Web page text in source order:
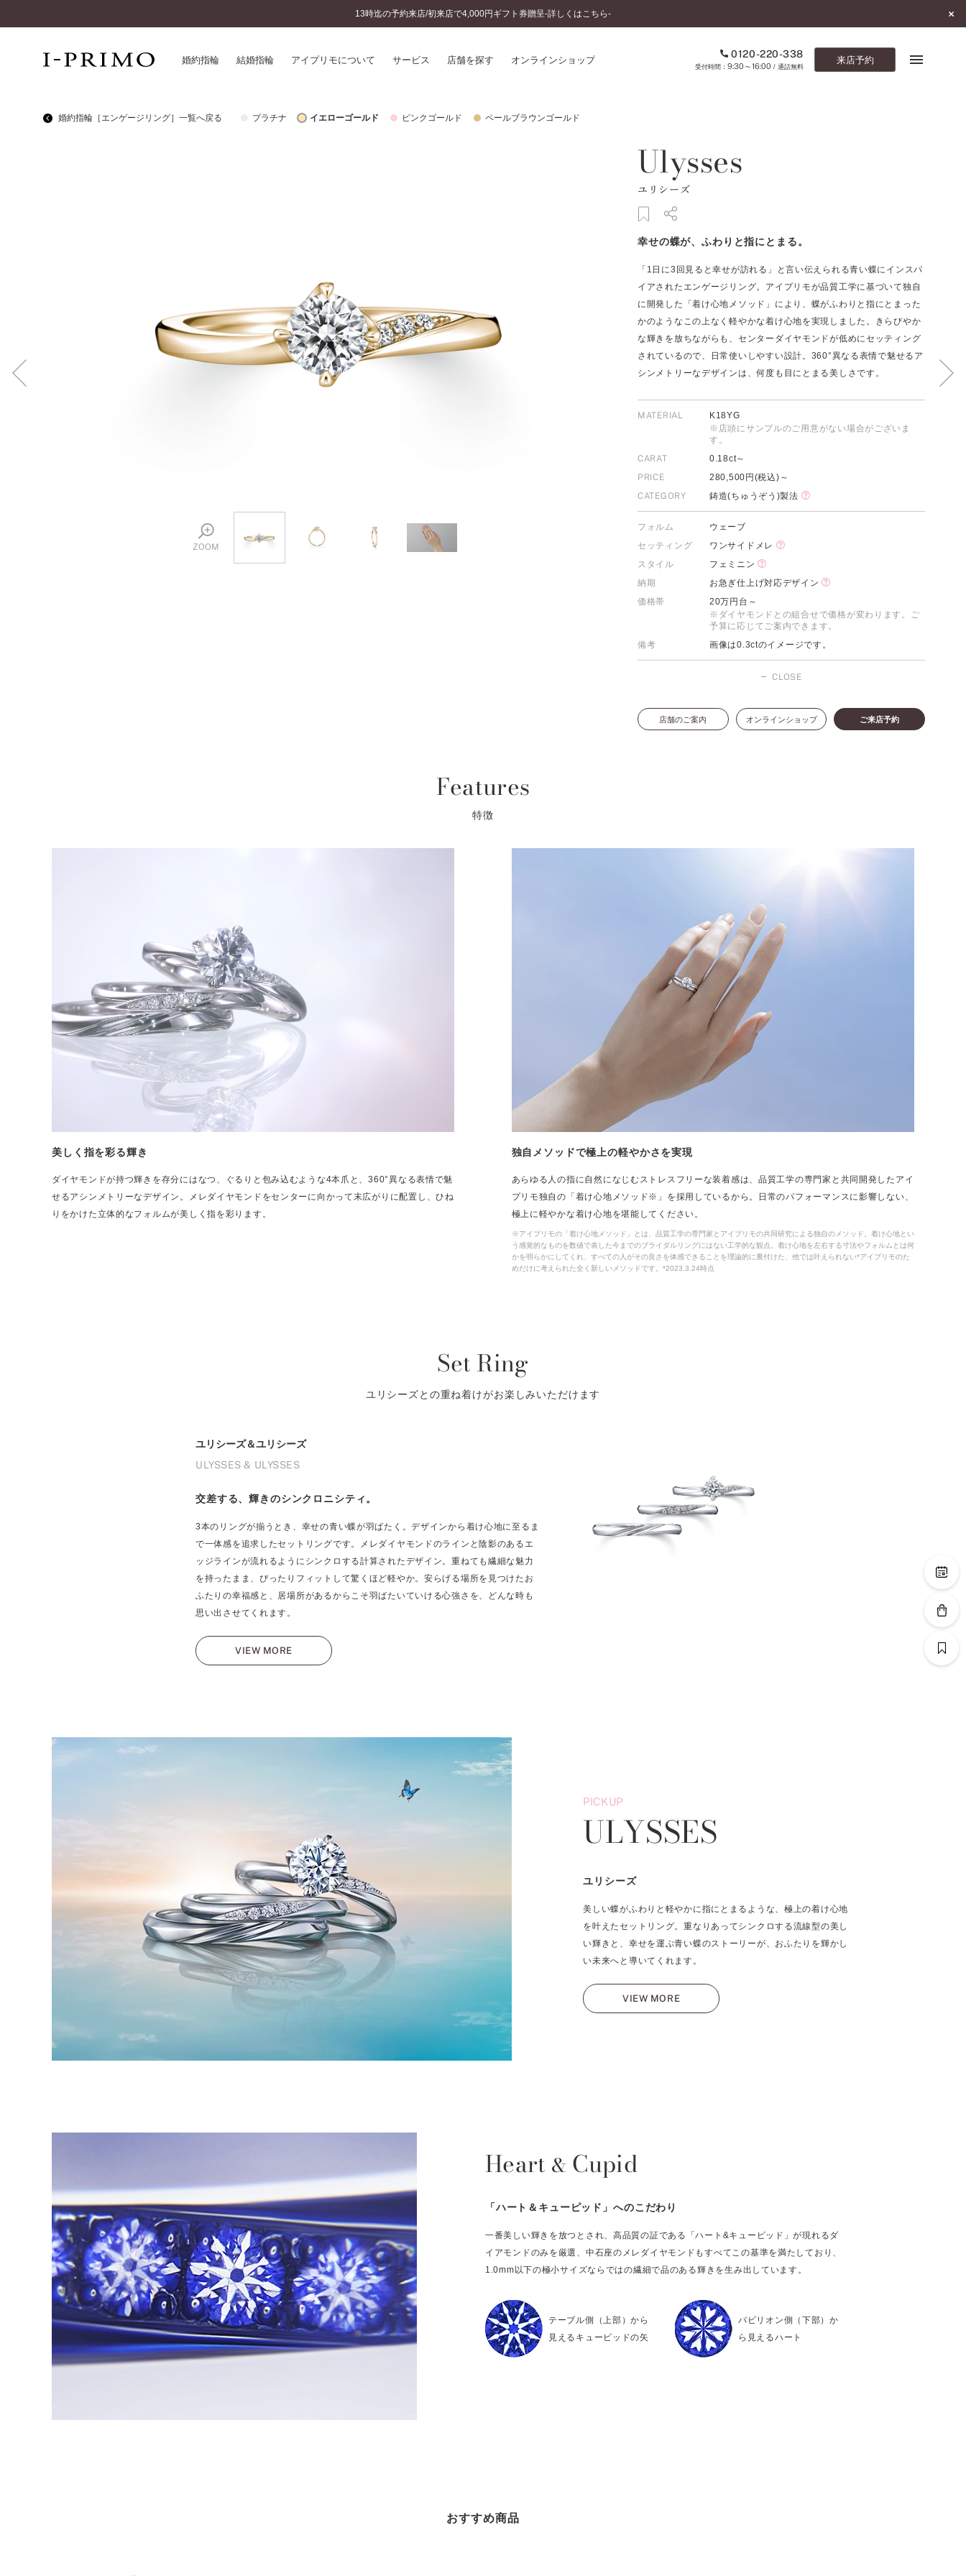
13時迄の予約来店/初来店で4,000円ギフト券贈呈-詳しくはこちら-
婚約指輪 結婚指輪 アイプリモについて サービス 店舗を探す オンラインショップ 0120-220-338
9:30～16:00/ 通話無料
来店予約
ダイヤモンドシェイプコレクション
ペールブラウンゴールド
アフターサービス
ご購入方法・仕上げ日数
プロミスダイヤモンド&バースストー
ン
ブライダルアイテム
よくあるご質問
0120-220-338
カタログ請求
お問い合わせ
婚約指輪［エンゲージリング］一覧へ戻る プラチナ イエローゴールド ピンクゴールド ペールブラウンゴールド
ZOOM
Ulysses
ユリシーズ
幸せの蝶が、ふわりと指にとまる。
「1日に3回見ると幸せが訪れる」と言い伝えられる青い蝶にインスパ
イアされたエンゲージリング。アイプリモが品質工学に基づいて独自
に開発した「着け心地メソッド」により、蝶がふわりと指にとまった
かのようなこの上なく軽やかな着け心地を実現しました。きらびやか
な輝きを放ちながらも、センターダイヤモンドが低めにセッティング
されているので、日常使いしやすい設計。360°異なる表情で魅せるア
シンメトリーなデザインは、何度も目にとまる美しさです。
MATERIAL
K18YG
※店頭にサンプルのご用意がない場合がございま
す。
CARAT
0.18ct～
PRICE
280,500円(税込)～
CATEGORY
鋳造(ちゅうぞう)製法
フォルム
ウェーブ
セッティング
ワンサイドメレ
スタイル
フェミニン
納期
お急ぎ仕上げ対応デザイン
価格帯
20万円台～
※ダイヤモンドとの組合せで価格が変わります。ご
予算に応じてご案内できます。
備考
画像は0.3ctのイメージです。
CLOSE
店舗のご案内 オンラインショップ ご来店予約
Features
特徴
美しく指を彩る輝き
ダイヤモンドが持つ輝きを存分にはなつ、ぐるりと包み込むような4本爪と、360°異なる表情で魅
せるアシンメトリーなデザイン。メレダイヤモンドをセンターに向かって末広がりに配置し、ひね
りをかけた立体的なフォルムが美しく指を彩ります。
独自メソッドで極上の軽やかさを実現
あらゆる人の指に自然になじむストレスフリーな装着感は、品質工学の専門家と共同開発したアイ
プリモ独自の「着け心地メソッド※」を採用しているから。日常のパフォーマンスに影響しない、
極上に軽やかな着け心地を堪能してください。
※アイプリモの「着け心地メソッド」とは、品質工学の専門家とアイプリモの共同研究による独自のメソッド。着け心地とい
う感覚的なものを数値で表した今までのブライダルリングにはない工学的な観点。着け心地を左右する寸法やフォルムとは何
かを明らかにしてくれ、すべての人がその良さを体感できることを理論的に裏付けた、他では叶えられない*アイプリモのた
めだけに考えられた全く新しいメソッドです。*2023.3.24時点
Set Ring
ユリシーズとの重ね着けがお楽しみいただけます
ユリシーズ＆ユリシーズ
ULYSSES & ULYSSES
交差する、輝きのシンクロニシティ。
3本のリングが揃うとき、幸せの青い蝶が羽ばたく。デザインから着け心地に至るま
で一体感を追求したセットリングです。メレダイヤモンドのラインと陰影のあるエ
ッジラインが流れるようにシンクロする計算されたデザイン。重ねても繊細な魅力
を持ったまま、ぴったりフィットして驚くほど軽やか。安らげる場所を見つけたお
ふたりの幸福感と、居場所があるからこそ羽ばたいていける心強さを、どんな時も
思い出させてくれます。
VIEW MORE
PICKUP
ULYSSES
ユリシーズ
美しい蝶がふわりと軽やかに指にとまるような、極上の着け心地
を叶えたセットリング。重なりあってシンクロする流線型の美し
い輝きと、幸せを運ぶ青い蝶のストーリーが、おふたりを輝かし
い未来へと導いてくれます。
VIEW MORE
Heart & Cupid
「ハート＆キューピッド」へのこだわり
一番美しい輝きを放つとされ、高品質の証である「ハート&キューピッド」が現れるダ
イアモンドのみを厳選、中石座のメレダイヤモンドもすべてこの基準を満たしており、
1.0mm以下の極小サイズならではの繊細で品のある輝きを生み出しています。
テーブル側（上部）から
見えるキューピッドの矢
パビリオン側（下部）か
ら見えるハート
おすすめ商品